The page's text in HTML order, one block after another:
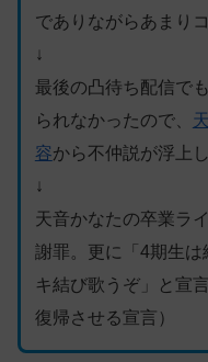
でありながらあまり
↓
最後の凸待ち配信で
られなかったので、
容から不仲説が浮上
↓
天音かなたの卒業ラ
謝罪。更に「4期生
キ結び歌うぞ」と宣
復帰させる宣言）